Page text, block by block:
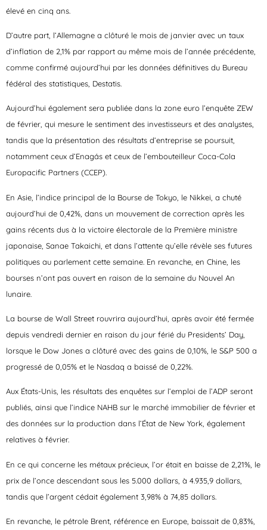
élevé en cinq ans.
D’autre part, l’Allemagne a clôturé le mois de janvier avec un taux
d’inflation de 2,1% par rapport au même mois de l’année précédente,
comme confirmé aujourd’hui par les données définitives du Bureau
fédéral des statistiques, Destatis.
Aujourd’hui également sera publiée dans la zone euro l’enquête ZEW
de février, qui mesure le sentiment des investisseurs et des analystes,
tandis que la présentation des résultats d’entreprise se poursuit,
notamment ceux d’Enagás et ceux de l’embouteilleur Coca-Cola
Europacific Partners (CCEP).
En Asie, l’indice principal de la Bourse de Tokyo, le Nikkei, a chuté
aujourd’hui de 0,42%, dans un mouvement de correction après les
gains récents dus à la victoire électorale de la Première ministre
japonaise, Sanae Takaichi, et dans l’attente qu’elle révèle ses futures
politiques au parlement cette semaine. En revanche, en Chine, les
bourses n’ont pas ouvert en raison de la semaine du Nouvel An
lunaire.
La bourse de Wall Street rouvrira aujourd’hui, après avoir été fermée
depuis vendredi dernier en raison du jour férié du Presidents’ Day,
lorsque le Dow Jones a clôturé avec des gains de 0,10%, le S&P 500 a
progressé de 0,05% et le Nasdaq a baissé de 0,22%.
Aux États-Unis, les résultats des enquêtes sur l’emploi de l’ADP seront
publiés, ainsi que l’indice NAHB sur le marché immobilier de février et
des données sur la production dans l’État de New York, également
relatives à février.
En ce qui concerne les métaux précieux, l’or était en baisse de 2,21%, le
prix de l’once descendant sous les 5.000 dollars, à 4.935,9 dollars,
tandis que l’argent cédait également 3,98% à 74,85 dollars.
En revanche, le pétrole Brent, référence en Europe, baissait de 0,83%,